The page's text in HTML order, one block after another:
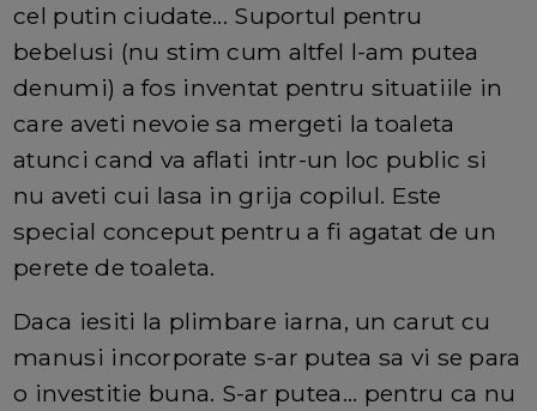
cel putin ciudate... Suportul pentru
bebelusi (nu stim cum altfel l-am putea
denumi) a fos inventat pentru situatiile in
care aveti nevoie sa mergeti la toaleta
atunci cand va aflati intr-un loc public si
nu aveti cui lasa in grija copilul. Este
special conceput pentru a fi agatat de un
perete de toaleta.
Daca iesiti la plimbare iarna, un carut cu
manusi incorporate s-ar putea sa vi se para
o investitie buna. S-ar putea... pentru ca nu